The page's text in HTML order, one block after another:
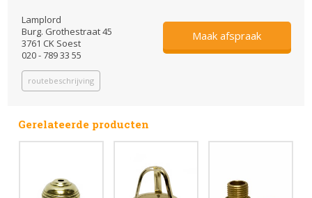
Lamplord
Burg. Grothestraat 45
3761 CK Soest
020 - 789 33 55
routebeschrijving
Maak afspraak
Gerelateerde producten